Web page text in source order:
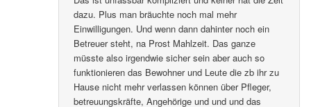
dazu. Plus man bräuchte noch mal mehr
Einwilligungen. Und wenn dann dahinter noch ein
Betreuer steht, na Prost Mahlzeit. Das ganze
müsste also irgendwie sicher sein aber auch so
funktionieren das Bewohner und Leute die zb ihr zu
Hause nicht mehr verlassen können über Pfleger,
betreuungskräfte, Angehörige und und und das